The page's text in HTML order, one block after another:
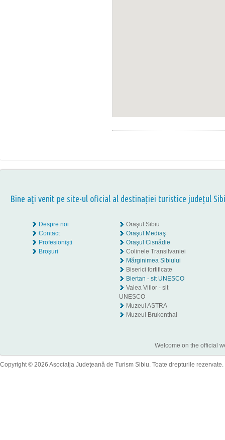
Bine aţi venit pe site-ul oficial al destinației turistice județul
Despre noi
Contact
Profesionişti
Broşuri
Oraşul Sibiu
Oraşul Mediaş
Oraşul Cisnădie
Colinele Transilvaniei
Mărginimea Sibiului
Biserici fortificate
Biertan - sit UNESCO
Valea Viilor - sit
UNESCO
Muzeul ASTRA
Muzeul Brukenthal
Welcome on the official
Copyright © 2026 Asociaţia Judeţeană de Turism Sibiu. Toate drepturile rezervate.